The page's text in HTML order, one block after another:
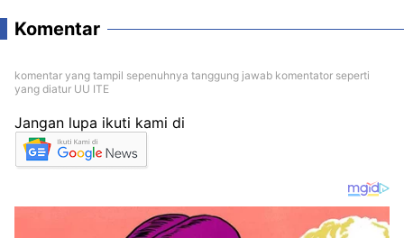
Komentar
komentar yang tampil sepenuhnya tanggung jawab komentator seperti
yang diatur UU ITE
Jangan lupa ikuti kami di